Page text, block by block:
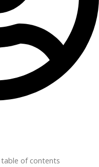
of contents